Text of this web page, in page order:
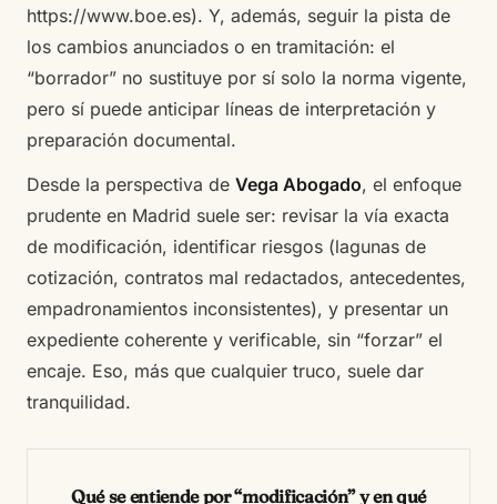
https://www.boe.es). Y, además, seguir la pista de
los cambios anunciados o en tramitación: el
“borrador” no sustituye por sí solo la norma vigente,
pero sí puede anticipar líneas de interpretación y
preparación documental.
Desde la perspectiva de Vega Abogado, el enfoque
prudente en Madrid suele ser: revisar la vía exacta
de modificación, identificar riesgos (lagunas de
cotización, contratos mal redactados, antecedentes,
empadronamientos inconsistentes), y presentar un
expediente coherente y verificable, sin “forzar” el
encaje. Eso, más que cualquier truco, suele dar
tranquilidad.
Qué se entiende por “modificación” y en qué